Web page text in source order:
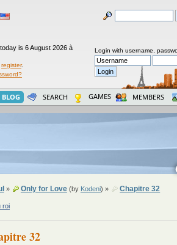
today is 6 August 2026 à
register.
Login with username,
BLOG SEARCH GAMES MEMBERS
» Only for Love(by Kodeni) » Chapitre 32
roi
32